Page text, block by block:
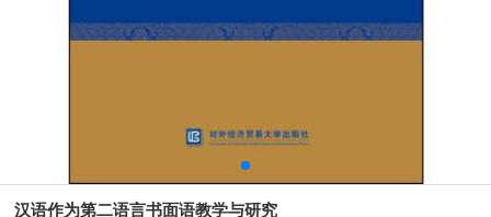
汉语作为第二语言书面语教学与研究